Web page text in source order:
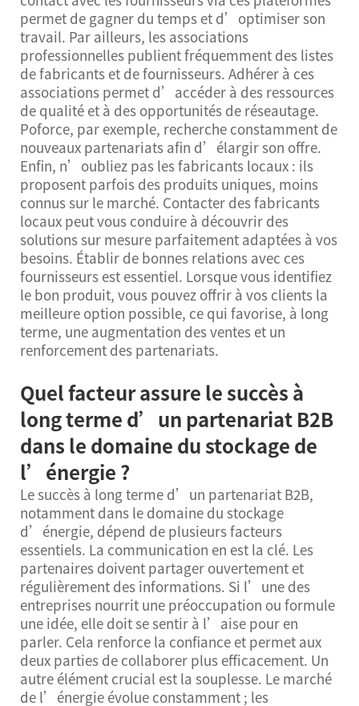
permet de gagner du temps et d’optimiser son
travail. Par ailleurs, les associations
professionnelles publient fréquemment des listes
de fabricants et de fournisseurs. Adhérer à ces
associations permet d’accéder à des ressources
de qualité et à des opportunités de réseautage.
Poforce, par exemple, recherche constamment de
nouveaux partenariats afin d’élargir son offre.
Enfin, n’oubliez pas les fabricants locaux : ils
proposent parfois des produits uniques, moins
connus sur le marché. Contacter des fabricants
locaux peut vous conduire à découvrir des
solutions sur mesure parfaitement adaptées à vos
besoins. Établir de bonnes relations avec ces
fournisseurs est essentiel. Lorsque vous identifiez
le bon produit, vous pouvez offrir à vos clients la
meilleure option possible, ce qui favorise, à long
terme, une augmentation des ventes et un
renforcement des partenariats.
Quel facteur assure le succès à
long terme d’un partenariat B2B
dans le domaine du stockage de
l’énergie ?
Le succès à long terme d’un partenariat B2B,
notamment dans le domaine du stockage
d’énergie, dépend de plusieurs facteurs
essentiels. La communication en est la clé. Les
partenaires doivent partager ouvertement et
régulièrement des informations. Si l’une des
entreprises nourrit une préoccupation ou formule
une idée, elle doit se sentir à l’aise pour en
parler. Cela renforce la confiance et permet aux
deux parties de collaborer plus efficacement. Un
autre élément crucial est la souplesse. Le marché
de l’énergie évolue constamment ; les